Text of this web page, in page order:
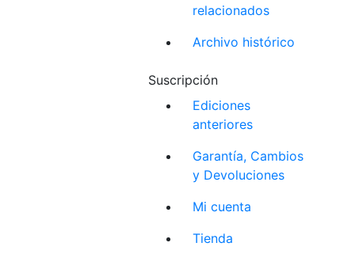
relacionados
Archivo histórico
Suscripción
Ediciones
anteriores
Garantía, Cambios
y Devoluciones
Mi cuenta
Tienda